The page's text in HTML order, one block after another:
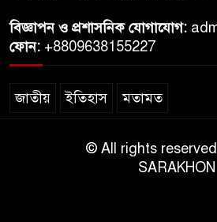
বিজ্ঞাপন ও প্রশাসনিক যোগাযোগ:
ফোন: +8809638155227
জাতীয় ইতিহাস মতামত
© All rights
SARAKHON